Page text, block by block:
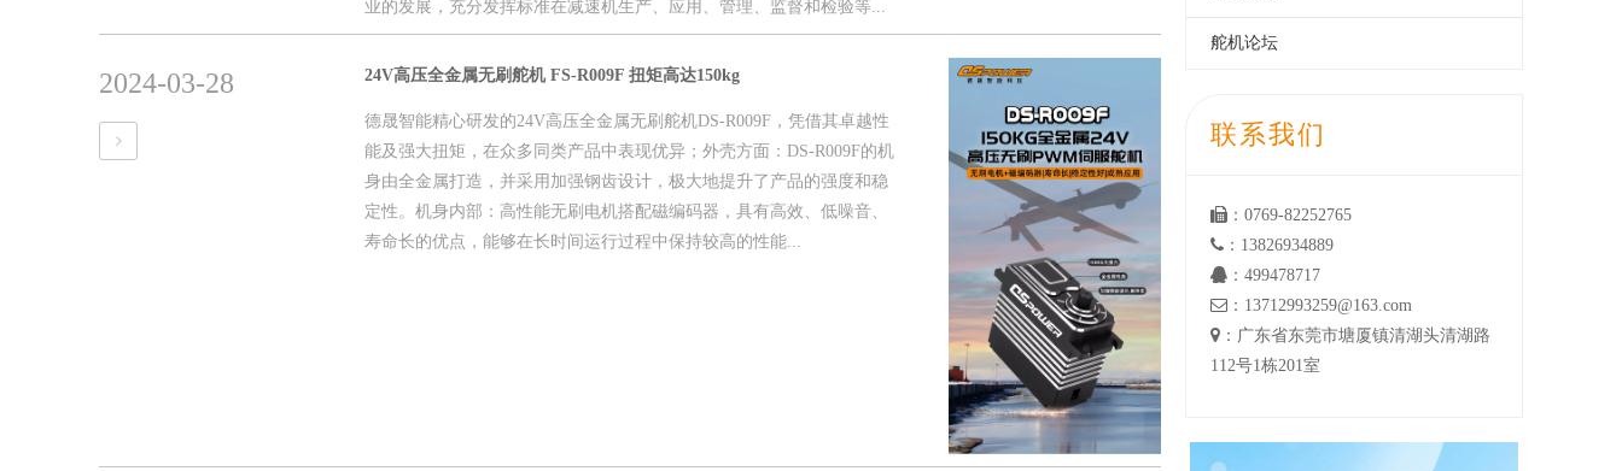
业的发展，充分发挥标准在减速机生产、应用、管理、监督和检验等...
2024-03-28 24V高压全金属无刷舵机 FS-R009F 扭矩高达150kg
德晟智能精心研发的24V高压全金属无刷舵机DS-R009F，凭借其卓越性
能及强大扭矩，在众多同类产品中表现优异；外壳方面：DS-R009F的机
身由全金属打造，并采用加强钢齿设计，极大地提升了产品的强度和稳
定性。机身内部：高性能无刷电机搭配磁编码器，具有高效、低噪音、
寿命长的优点，能够在长时间运行过程中保持较高的性能...
舵机论坛
联系我们
 ：0769-82252765
 ：13826934889
 ：499478717
 ：13712993259@163.com
 ：广东省东莞市塘厦镇清湖头清湖路
112号1栋201室